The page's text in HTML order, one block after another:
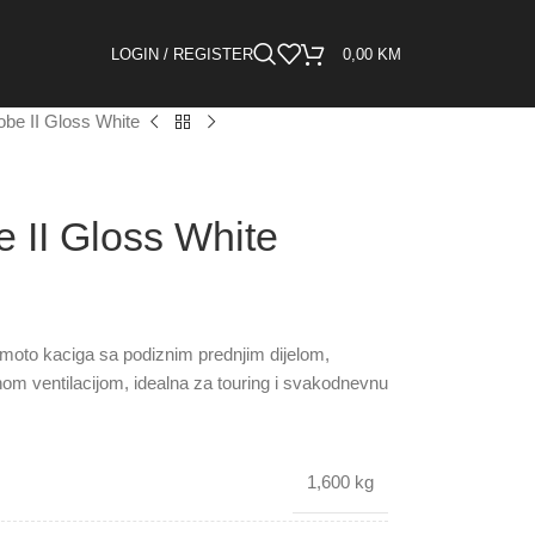
LOGIN / REGISTER 0,00 KM
II Gloss White
II Gloss White
kaciga sa podiznim prednjim dijelom,
ventilacijom, idealna za touring i svakodnevnu
1,600 kg